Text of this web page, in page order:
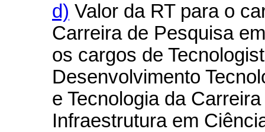
d) Valor da RT para o
Carreira de Pesquisa
os cargos de
Desenvolvimento
e Tecnologia da
Infraestrutura em